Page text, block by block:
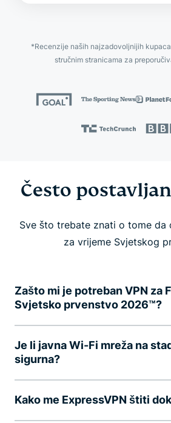
*Recenzije naših najzadovoljnijih
stručnim stranicama za
Često
Sve što trebate znati o tome da
za vrijeme Svjetskog
Zašto mi je potreban VPN za
Svjetsko prvenstvo 2026™?
Je li javna Wi-Fi mreža na
sigurna?
Kako me ExpressVPN štiti